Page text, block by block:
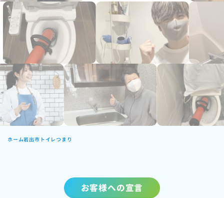
ホーム岩出市トイレつまり
お客様への宣言